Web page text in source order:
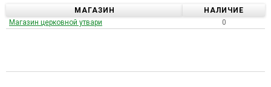
МАГАЗИН
НАЛИЧИЕ
Магазин церковной утвари
0